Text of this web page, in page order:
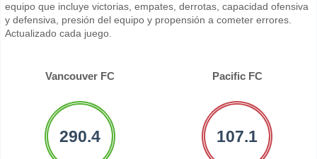
equipo que incluye victorias, empates, derrotas, capacidad ofensiva
y defensiva, presión del equipo y propensión a cometer errores.
Actualizado cada juego.
Vancouver FC Pacific FC
290.4 107.1